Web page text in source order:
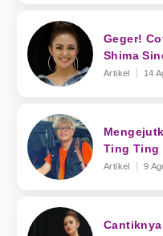
Geger!
Shima
Artikel 14
Ting Ting
Artikel 9